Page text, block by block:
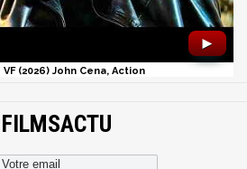
►
(2026) John Cena, Action